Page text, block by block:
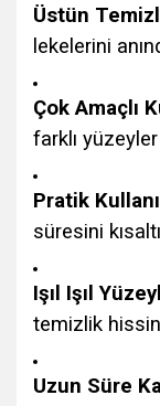
Üstün
lekelerini
Çok Amaçlı
farklı
Pratik
süresini
Işıl Işıl
temizlik hissini
Uzun Süre